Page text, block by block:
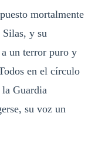
mortalmente
Silas, y su
un terror puro y
en el círculo
Guardia
su voz un